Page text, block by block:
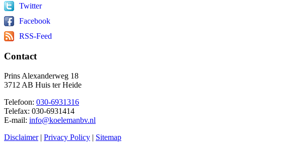
Twitter
Facebook
RSS-Feed
Contact
Prins Alexanderweg 18
3712 AB Huis ter Heide
Telefoon: 030-6931316
Telefax: 030-6931414
E-mail: info@koelemanbv.nl
Disclaimer| Privacy Policy | Sitemap